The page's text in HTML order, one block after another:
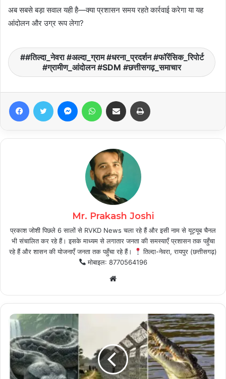
अब सबसे बड़ा सवाल यही है—क्या प्रशासन समय रहते कार्रवाई करेगा या यह
आंदोलन और उग्र रूप लेगा?
#तिल्दा_नेवरा #अल्दा_ग्राम #धरना_प्रदर्शन #फॉरेंसिक_रिपोर्ट
#ग्रामीण_आंदोलन #SDM #छत्तीसगढ़_समाचार
FacebookTwitter MessengerWhatsAppShare via Email
Mr. Prakash Joshi
प्रकाश जोशी पिछले 6 सालों से RVKD News चला रहे हैं और इसी नाम से यूट्यूब चैनल
भी संचालित कर रहे हैं। इसके माध्यम से लगातार जनता की समस्याएँ प्रशासन तक पहुँचा
रहे हैं और शासन की योजनाएँ जनता तक पहुँचा रहे हैं।
तिल्दा-नेवरा, रायपुर (छत्तीसगढ़)
मोबाइल: 8770564196
Website